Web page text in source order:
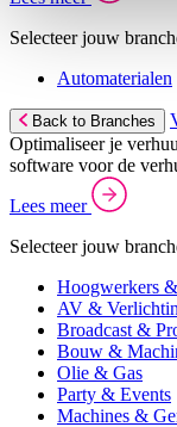
Selecteer jouw
Automaterialen
Back to Branches
Optimaliseer je
software voor de
Lees meer
Selecteer jouw
Hoogwerkers
AV &
Broadcast &
Bouw &
Olie & Gas
Party & Events
Machines &